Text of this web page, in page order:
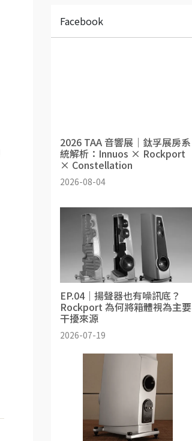
Facebook
2026 TAA 音響展｜鈦孚展房系
統解析：Innuos × Rockport
× Constellation
2026-08-04
EP.04｜揚聲器也有噪訊底？
Rockport 為何將箱體視為主要
干擾來源
2026-07-19